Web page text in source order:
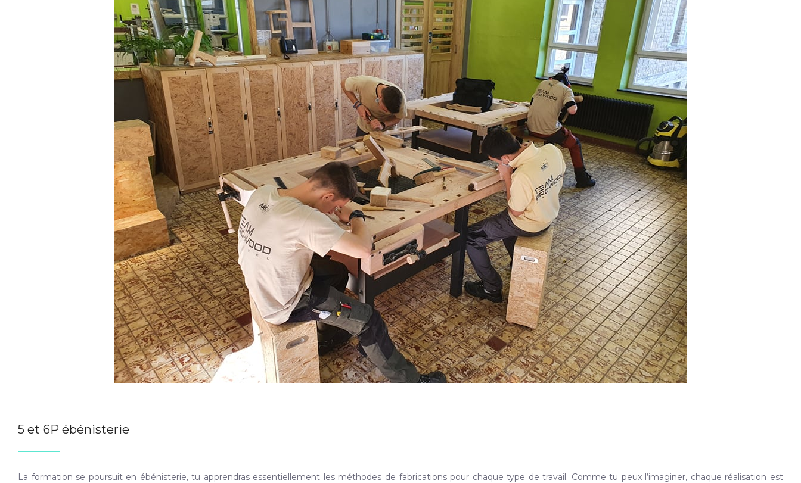
5 et 6P ébénisterie
La formation se poursuit en ébénisterie, tu apprendras essentiellement les méthodes de fabrications pour chaque type de travail. Comme tu peux l’imaginer, chaque réalisation est